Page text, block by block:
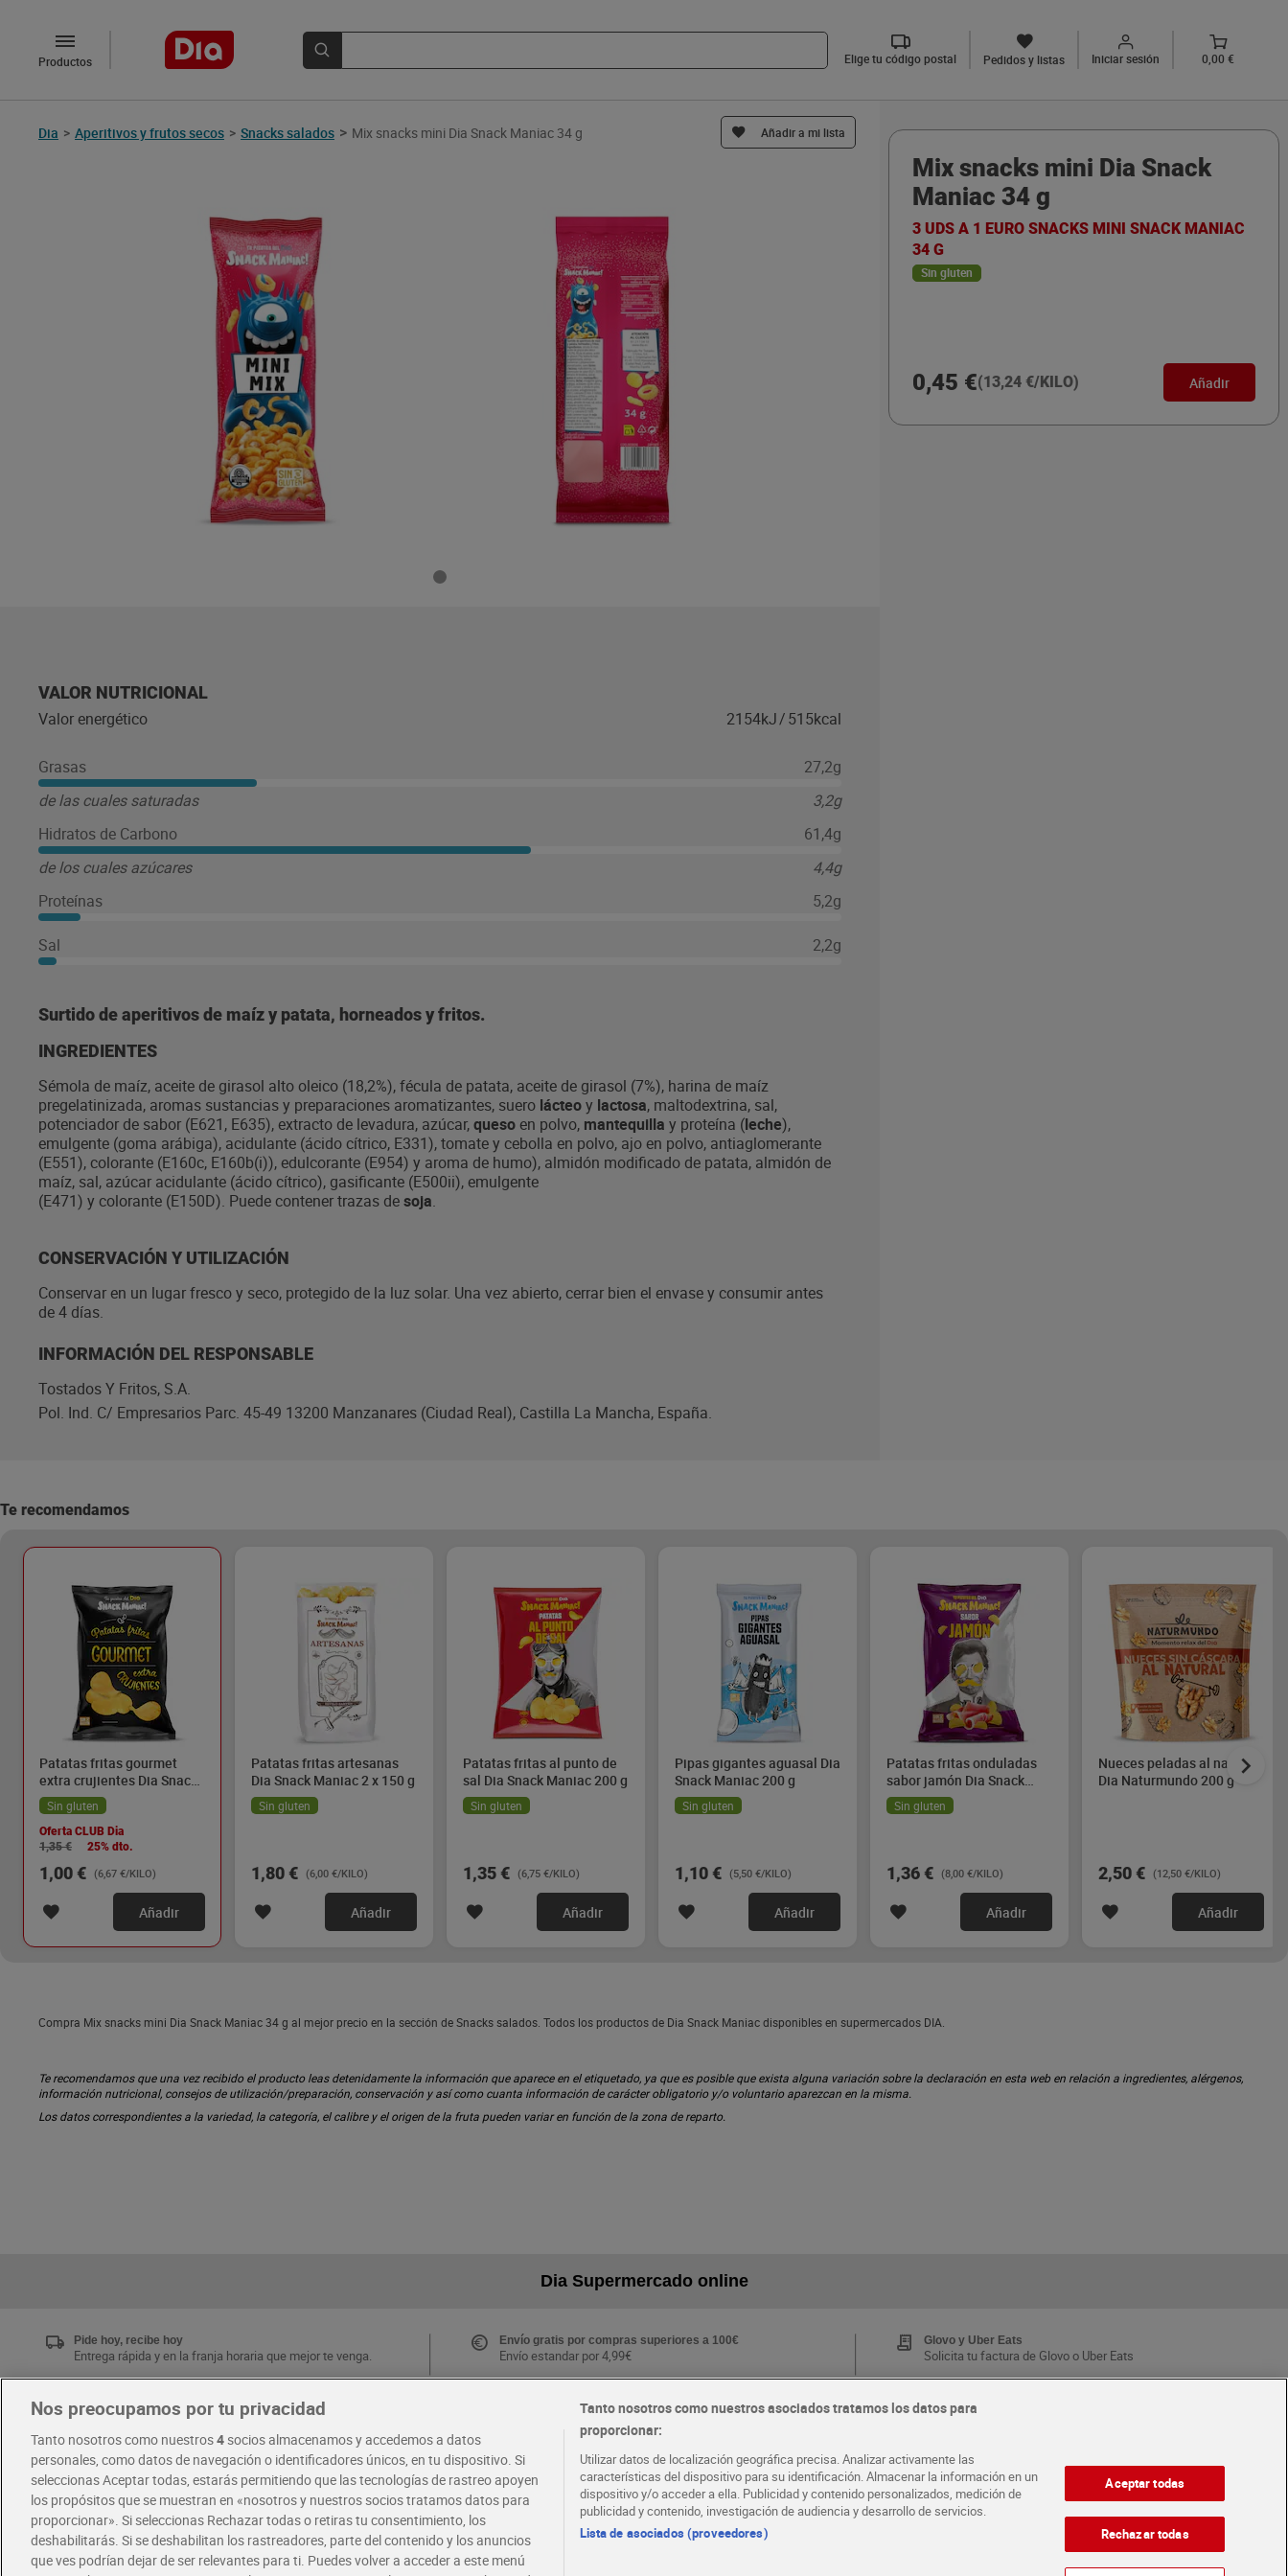
Productos Elige tu código postal Pedidos y listas Iniciar sesión 0,00 €
Dia > Aperitivos y frutos secos > Snacks salados > Mix snacks mini Dia Snack Maniac 34 g Añadir a mi lista
VALOR NUTRICIONAL
Valor energético 2154kJ/515kcal
Grasas
27,2g
de las cuales saturadas
3,2g
Hidratos de Carbono
61,4g
de los cuales azúcares
4,4g
Proteínas
5,2g
Sal 2,2g
Surtido de aperitivos de maíz y patata, horneados y fritos.
INGREDIENTES
Sémola de maíz, aceite de girasol alto oleico (18,2%), fécula de patata, aceite de girasol (7%), harina de maíz
pregelatinizada, aromas sustancias y preparaciones aromatizantes, suero lácteoy lactosa, maltodextrina, sal,
potenciador de sabor (E621, E635), extracto de levadura, azúcar,queso en polvo, mantequilla y proteína (leche),
emulgente (goma arábiga), acidulante (ácido cítrico, E331), tomate y cebolla en polvo, ajo en polvo, antiaglomerante
(E551), colorante (E160c, E160b(i)), edulcorante (E954) y aroma de humo), almidón modificado de patata, almidón de
maíz, sal, azúcar acidulante (ácido cítrico), gasificante (E500ii), emulgente
(E471) y colorante (E150D). Puede contener trazas desoja.
CONSERVACIÓN Y UTILIZACIÓN
Conservar en un lugar fresco y seco, protegido de la luz solar. Una vez abierto, cerrar bien el envase y consumir antes
de 4 días.
INFORMACIÓN DEL RESPONSABLE
Tostados Y Fritos, S.A.
Pol. Ind. C/ Empresarios Parc. 45-49 13200 Manzanares (Ciudad Real), Castilla La Mancha, España.
Mix snacks mini Dia Snack
Maniac 34 g
3 UDS A 1 EURO SNACKS MINI SNACK MANIAC
34 G
Sin gluten
0,45 €(13,24 €/KILO) Añadir
Te recomendamos
Patatas fritas gourmet
extra crujientes Dia Snack
Maniac 150 g
Sin gluten
Oferta CLUB Dia
1,35 €
25% dto.
1,00 € (6,67 €/KILO)
Añadir
Patatas fritas artesanas
Dia Snack Maniac 2 x 150 g
Sin gluten
1,80 € (6,00 €/KILO)
Añadir
Patatas fritas al punto de
sal Dia Snack Maniac 200 g
Sin gluten
1,35 € (6,75 €/KILO)
Añadir
Pipas gigantes aguasal Dia
Snack Maniac 200 g
Sin gluten
1,10 € (5,50 €/KILO)
Añadir
Patatas fritas onduladas
sabor jamón Dia Snack
Maniac 170 g
Sin gluten
1,36 € (8,00 €/KILO)
Añadir
Nueces peladas al natural
Dia Naturmundo 200 g
2,50 € (12,50 €/KILO)
Añadir
Compra Mix snacks mini Dia Snack Maniac 34 g al mejor precio en la sección de Snacks salados. Todos los productos de Dia Snack Maniac disponibles en supermercados DIA.
Te recomendamos que una vez recibido el producto leas detenidamente la información que aparece en el etiquetado, ya que es posible que exista alguna variación sobre la declaración en esta web en relación a ingredientes, alérgenos,
información nutricional, consejos de utilización/preparación, conservación y así como cuanta información de carácter obligatorio y/o voluntario aparezcan en la misma.
Los datos correspondientes a la variedad, la categoría, el calibre y el origen de la fruta pueden variar en función de la zona de reparto.
Dia Supermercado online
Pide hoy, recibe hoy
Entrega rápida y en la franja horaria que mejor te venga.
Envío gratis por compras superiores a 100€
Envío estandar por 4,99€
Glovo y Uber Eats
Solicita tu factura de Glovo o Uber Eats
Disfruta las ventajas y ofertas exclusivas.
Descárgate la APP Dia
Folletos y Tiendas
cercana
¡Solicita tu tarjeta de crédito aquí!
RECETAS · COMER MEJOR CADA DIA · EMPLEO
Nos preocupamos por tu privacidad
Tanto nosotros como nuestros4socios almacenamos y accedemos a datos
personales, como datos de navegación o identificadores únicos, en tu dispositivo. Si
seleccionas Aceptar todas, estarás permitiendo que las tecnologías de rastreo apoyen
los propósitos que se muestran en «nosotros y nuestros socios tratamos datos para
proporcionar». Si seleccionas Rechazar todas o retiras tu consentimiento, los
deshabilitarás. Si se deshabilitan los rastreadores, parte del contenido y los anuncios
que ves podrían dejar de ser relevantes para ti. Puedes volver a acceder a este menú
Tanto nosotros como nuestros asociados tratamos los datos para
proporcionar:
Utilizar datos de localización geográfica precisa. Analizar activamente las
características del dispositivo para su identificación. Almacenar la información en un
dispositivo y/o acceder a ella. Publicidad y contenido personalizados, medición de
publicidad y contenido, investigación de audiencia y desarrollo de servicios.
Lista de asociados (proveedores)
Aceptar todas
Rechazar todas